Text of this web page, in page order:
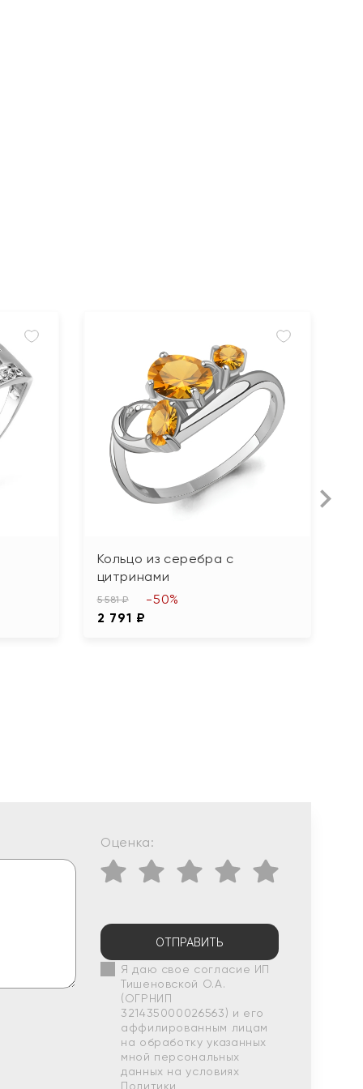
Кольцо из серебра с
цитринами
5 581 ₽
2 791 ₽
-50%
Оценка:
ОТПРАВИТЬ
Я даю свое согласие ИП
Тишеновской О.А.
(ОГРНИП
321435000026563) и его
аффилированным лицам
на обработку указанных
мной персональных
данных на условиях
Политики